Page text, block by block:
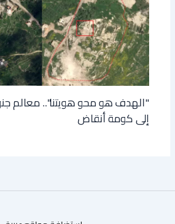
"الهدف هو محو هويتنا".. معالم
إلى كومة أنقاض